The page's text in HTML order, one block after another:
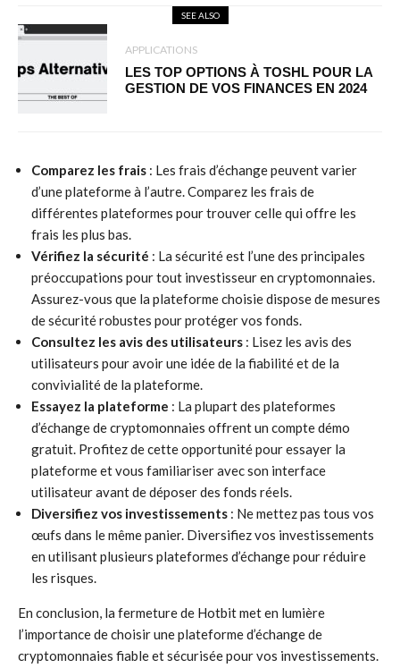
SEE ALSO
APPLICATIONS
LES TOP OPTIONS À TOSHL POUR LA
GESTION DE VOS FINANCES EN 2024
Comparez les frais : Les frais d’échange peuvent varier
d’une plateforme à l’autre. Comparez les frais de
différentes plateformes pour trouver celle qui offre les
frais les plus bas.
Vérifiez la sécurité : La sécurité est l’une des principales
préoccupations pour tout investisseur en cryptomonnaies.
Assurez-vous que la plateforme choisie dispose de mesures
de sécurité robustes pour protéger vos fonds.
Consultez les avis des utilisateurs : Lisez les avis des
utilisateurs pour avoir une idée de la fiabilité et de la
convivialité de la plateforme.
Essayez la plateforme : La plupart des plateformes
d’échange de cryptomonnaies offrent un compte démo
gratuit. Profitez de cette opportunité pour essayer la
plateforme et vous familiariser avec son interface
utilisateur avant de déposer des fonds réels.
Diversifiez vos investissements : Ne mettez pas tous vos
œufs dans le même panier. Diversifiez vos investissements
en utilisant plusieurs plateformes d’échange pour réduire
les risques.
En conclusion, la fermeture de Hotbit met en lumière
l’importance de choisir une plateforme d’échange de
cryptomonnaies fiable et sécurisée pour vos investissements.